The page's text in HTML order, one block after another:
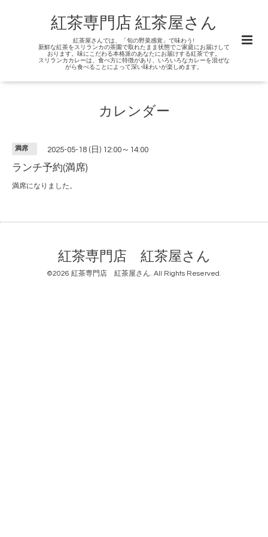
紅茶専門店 紅茶屋さん
紅茶屋さんでは、「旬の野菜感覚」で味わう!
新鮮な紅茶をスリランカの茶園で取れたまま状態でご家庭にお届けして
おります。味にこだわる本格派のあなたにお届けする紅茶です。
スリランカカレーは、食べ方に特徴があり、いろいろなカレーを混ぜな
がら食べることによって深い味わいが楽しめます。
カレンダー
満席 2025-05-18 (日) 12:00～14:00
ランチ予約(満席)
満席になりました。
紅茶専門店 紅茶屋さん
©2026 紅茶専門店 紅茶屋さん. All Rights Reserved.